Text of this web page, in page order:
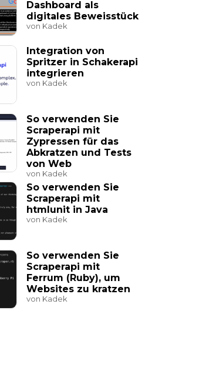
Dashboard als
digitales Beweisstück
von Kadek
Integration von
Spritzer in Schakerapi
integrieren
von Kadek
So verwenden Sie
Scraperapi mit
Zypressen für das
Abkratzen und Tests
von Web
von Kadek
So verwenden Sie
Scraperapi mit
htmlunit in Java
von Kadek
So verwenden Sie
Scraperapi mit
Ferrum (Ruby), um
Websites zu kratzen
von Kadek